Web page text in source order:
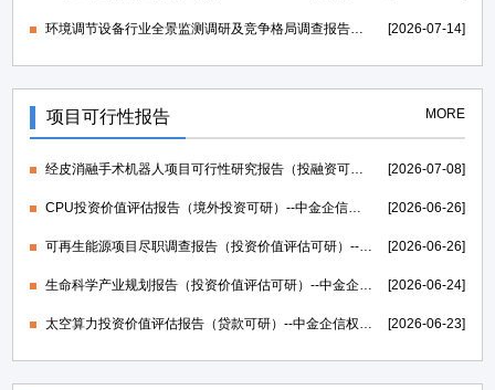
环境调节设备行业全景监测调研及竞争格局调查报告（可定制）-中金企信发布 [2026-07-14]
项目可行性报告 MORE
经皮消融手术机器人项目可行性研究报告（投融资可研）--中金企信权威机构编制 [2026-07-08]
CPU投资价值评估报告（境外投资可研）--中金企信权威机构编制 [2026-06-26]
可再生能源项目尽职调查报告（投资价值评估可研）--中金企信权威机构编制 [2026-06-26]
生命科学产业规划报告（投资价值评估可研）--中金企信权威机构编制 [2026-06-24]
太空算力投资价值评估报告（贷款可研）--中金企信权威机构编制 [2026-06-23]